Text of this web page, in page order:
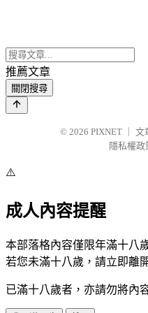
推薦文章
關閉搜尋
© 2026 PIXNET
文
隱私權政
⚠️
成人內容提醒
本部落格內容僅限年滿十八
若您未滿十八歲，請立即離
已滿十八歲者，亦請勿將內